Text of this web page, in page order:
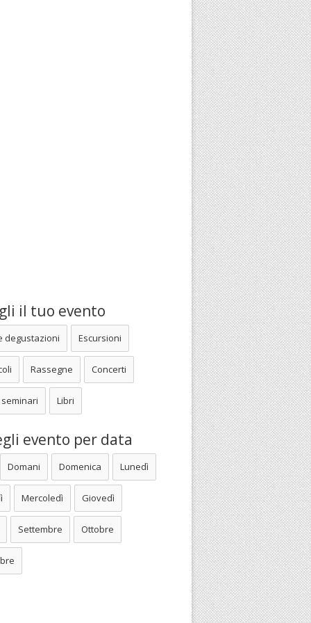
il tuo evento
degustazioni Escursioni
Rassegne Concerti
Libri
evento per data
Domani Domenica Lunedì
Mercoledì Giovedì
Settembre Ottobre